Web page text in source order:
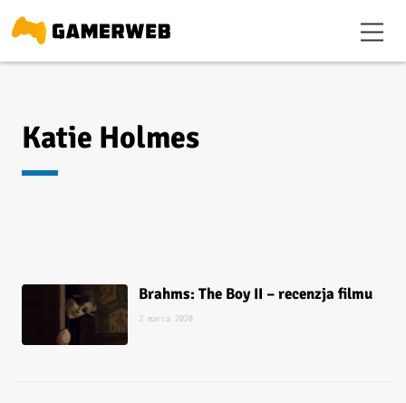
Katie Holmes
Brahms: The Boy II – recenzja filmu
2 marca 2020